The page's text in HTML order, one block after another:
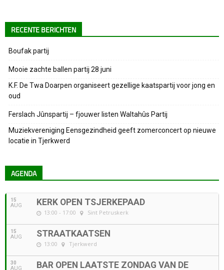
RECENTE BERICHTEN
Boufak partij
Mooie zachte ballen partij 28 juni
K.F. De Twa Doarpen organiseert gezellige kaatspartij voor jong en
oud
Ferslach Jûnspartij – fjouwer listen Waltahûs Partij
Muziekvereniging Eensgezindheid geeft zomerconcert op nieuwe
locatie in Tjerkwerd
AGENDA
15
AUG KERK OPEN TSJERKEPAAD
13:00 - 17:00 Sint Petruskerk
15
AUG STRAATKAATSEN
13:00 Tjerkwerd
30
AUG BAR OPEN LAATSTE ZONDAG VAN DE